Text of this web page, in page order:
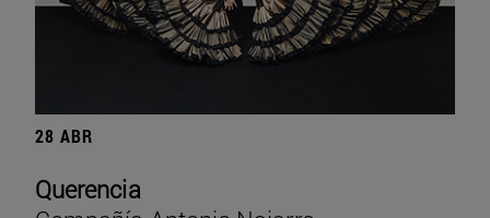
28 ABR
Querencia